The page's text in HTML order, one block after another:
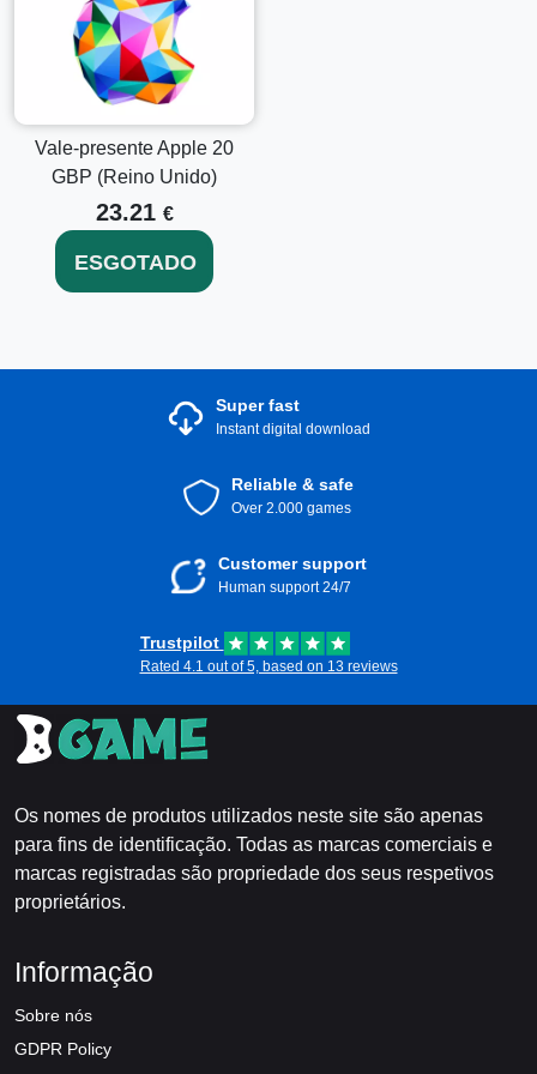
Vale-presente Apple 20
GBP (Reino Unido)
23.21 €
ESGOTADO
Super fast
Instant digital download
Reliable & safe
Over 2.000 games
Customer support
Human support 24/7
Trustpilot
Rated 4.1 out of 5, based on 13 reviews
Os nomes de produtos utilizados neste site são apenas
para fins de identificação. Todas as marcas comerciais e
marcas registradas são propriedade dos seus respetivos
proprietários.
Informação
Sobre nós
GDPR Policy